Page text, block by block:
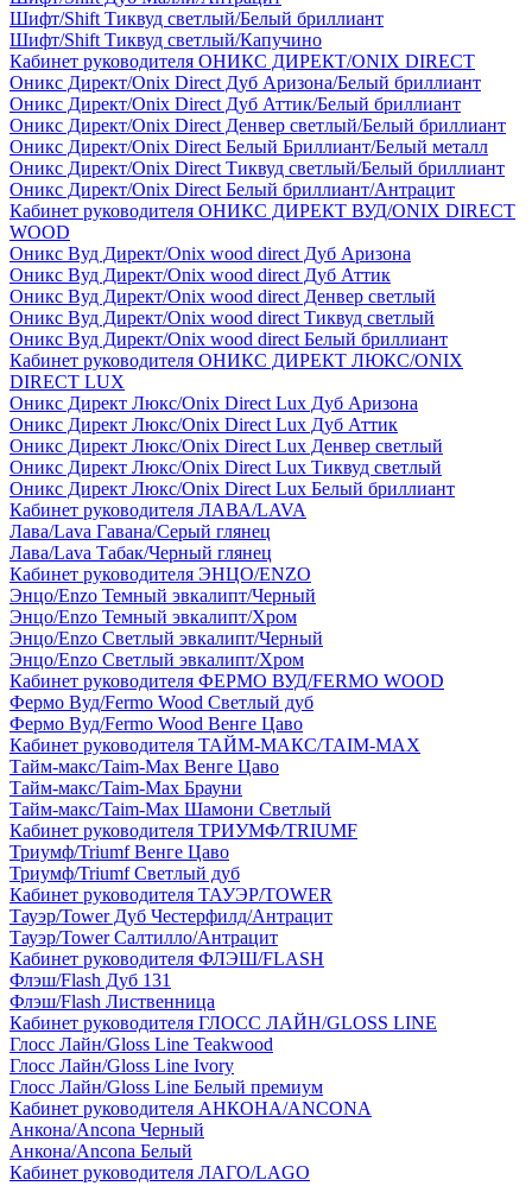
Шифт/Shift Тиквуд светлый/Белый бриллиант
Шифт/Shift Тиквуд светлый/Капучино
Кабинет руководителя ОНИКС ДИРЕКТ/ONIX DIRECT
Оникс Директ/Onix Direct Дуб Аризона/Белый бриллиант
Оникс Директ/Onix Direct Дуб Аттик/Белый бриллиант
Оникс Директ/Onix Direct Денвер светлый/Белый бриллиант
Оникс Директ/Onix Direct Белый Бриллиант/Белый металл
Оникс Директ/Onix Direct Тиквуд светлый/Белый бриллиант
Оникс Директ/Onix Direct Белый бриллиант/Антрацит
Кабинет руководителя ОНИКС ДИРЕКТ ВУД/ONIX DIRECT
WOOD
Оникс Вуд Директ/Onix wood direct Дуб Аризона
Оникс Вуд Директ/Onix wood direct Дуб Аттик
Оникс Вуд Директ/Onix wood direct Денвер светлый
Оникс Вуд Директ/Onix wood direct Тиквуд светлый
Оникс Вуд Директ/Onix wood direct Белый бриллиант
Кабинет руководителя ОНИКС ДИРЕКТ ЛЮКС/ONIX
DIRECT LUX
Оникс Директ Люкс/Onix Direct Lux Дуб Аризона
Оникс Директ Люкс/Onix Direct Lux Дуб Аттик
Оникс Директ Люкс/Onix Direct Lux Денвер светлый
Оникс Директ Люкс/Onix Direct Lux Тиквуд светлый
Оникс Директ Люкс/Onix Direct Lux Белый бриллиант
Кабинет руководителя ЛАВА/LAVA
Лава/Lava Гавана/Серый глянец
Лава/Lava Табак/Черный глянец
Кабинет руководителя ЭНЦО/ENZO
Энцо/Enzo Темный эвкалипт/Черный
Энцо/Enzo Темный эвкалипт/Хром
Энцо/Enzo Светлый эвкалипт/Черный
Энцо/Enzo Светлый эвкалипт/Хром
Кабинет руководителя ФЕРМО ВУД/FERMO WOOD
Фермо Вуд/Fermo Wood Светлый дуб
Фермо Вуд/Fermo Wood Венге Цаво
Кабинет руководителя ТАЙМ-МАКС/TAIM-MAX
Тайм-макс/Taim-Max Венге Цаво
Тайм-макс/Taim-Max Брауни
Тайм-макс/Taim-Max Шамони Светлый
Кабинет руководителя ТРИУМФ/TRIUMF
Триумф/Triumf Венге Цаво
Триумф/Triumf Светлый дуб
Кабинет руководителя ТАУЭР/TOWER
Тауэр/Tower Дуб Честерфилд/Антрацит
Тауэр/Tower Салтилло/Антрацит
Кабинет руководителя ФЛЭШ/FLASH
Флэш/Flash Дуб 131
Флэш/Flash Лиственница
Кабинет руководителя ГЛОСС ЛАЙН/GLOSS LINE
Глосс Лайн/Gloss Line Teakwood
Глосс Лайн/Gloss Line Ivory
Глосс Лайн/Gloss Line Белый премиум
Кабинет руководителя АНКОНА/ANCONA
Анкона/Ancona Черный
Анкона/Ancona Белый
Кабинет руководителя ЛАГО/LAGO